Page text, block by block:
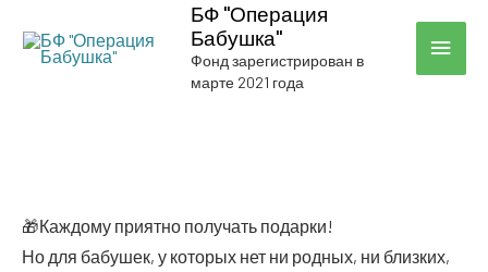
БФ "Операция
Бабушка"
Фонд зарегистрирован в
марте 2021 года
🎁Каж­до­му при­ят­но полу­чать подарки!
Но для бабу­шек, у кото­рых нет ни род­ных, ни близ­ких,